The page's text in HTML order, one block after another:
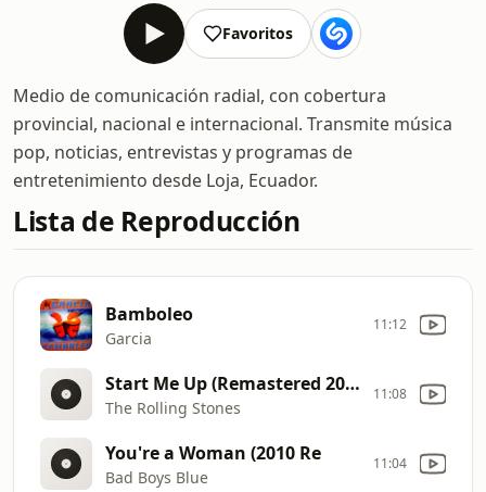
Favoritos
Medio de comunicación radial, con cobertura
provincial, nacional e internacional. Transmite música
pop, noticias, entrevistas y programas de
entretenimiento desde Loja, Ecuador.
Lista de Reproducción
Bamboleo
Garcia
11:12
Start Me Up (Remastered 2009)
The Rolling Stones
11:08
You're a Woman (2010 Re
Bad Boys Blue
11:04